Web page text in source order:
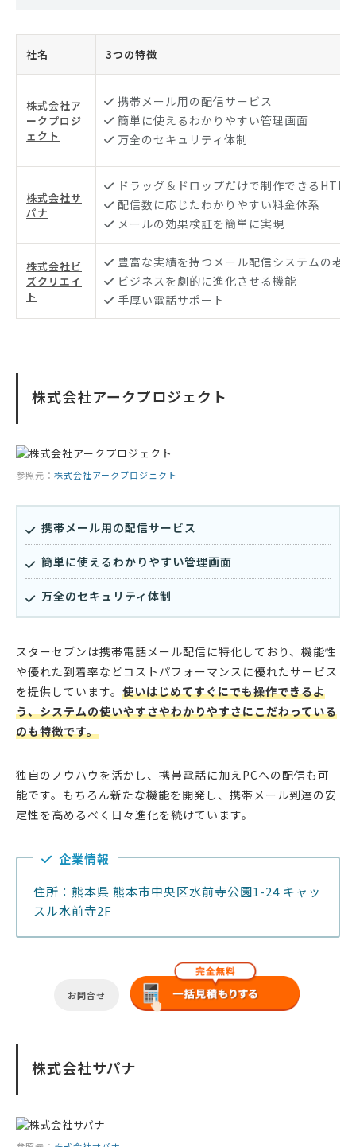
社名 3つの特徴
株式会社ア
ークプロジ
ェクト
携帯メール用の配信サービス
簡単に使えるわかりやすい管理画面
万全のセキュリティ体制
株式会社サ
パナ
ドラッグ＆ドロップだけで制作できる
配信数に応じたわかりやすい料金体系
メールの効果検証を簡単に実現
株式会社ビ
ズクリエイ
ト
豊富な実績を持つメール配信システムの老舗
ビジネスを劇的に進化させる機能
手厚い電話サポート
株式会社アークプロジェクト
参照元： 株式会社アークプロジェクト
携帯メール用の配信サービス
簡単に使えるわかりやすい管理画面
万全のセキュリティ体制
スターセブンは携帯電話メール配信に特化しており、機能性
や優れた到着率などコストパフォーマンスに優れたサービス
を提供しています。 使いはじめてすぐにでも操作できるよ
う、システムの使いやすさやわかりやすさにこだわっている
のも特徴です。
独自のノウハウを活かし、携帯電話に加えPCへの配信も可
能です。もちろん新たな機能を開発し、携帯メール到達の安
定性を高めるべく日々進化を続けています。
企業情報
住所：熊本県 熊本市中央区水前寺公園1-24 キャッ
スル水前寺2F
お問合せ
株式会社サパナ